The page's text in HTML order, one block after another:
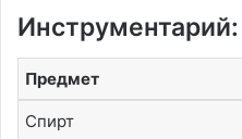
Инструментарий:
Предмет
Спирт